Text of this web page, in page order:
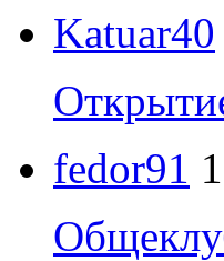
Katuar40
fedor91